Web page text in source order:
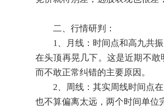
二、行情研判：
1、月线：时间点和高九共振
在头顶再晃几下。这是近期不敢
而不敢正常纠错的主要原因。
2、周线：其实周线时间点在
也不算偏离太远，两个时间单位